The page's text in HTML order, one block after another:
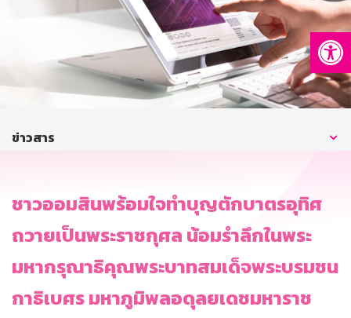
บริการทางการเงิน
ติดต่อเรา
บริการออนไลน์
ข่าวสาร
ชาวออมสินพร้อมใจทำบุญตักบาตรอุทิศ
ถวายเป็นพระราชกุศล น้อมรำลึกในพระ
มหากรุณาธิคุณพระบาทสมเด็จพระบรมชน
กาธิเบศร มหาภูมิพลอดุลยเดชมหาราช